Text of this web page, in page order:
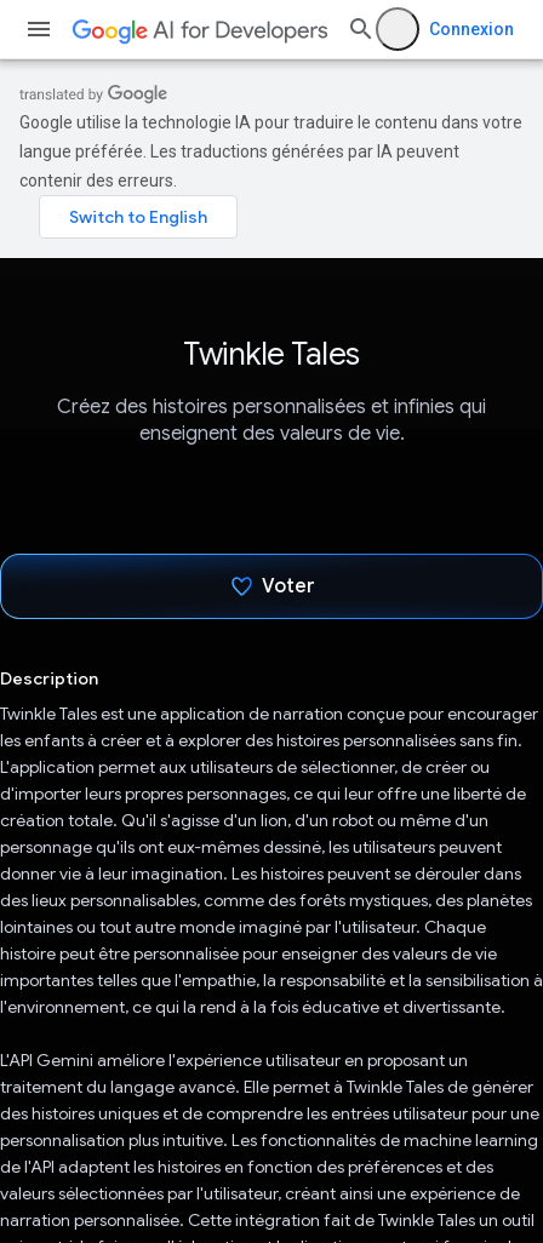
Connexion
Google utilise la technologie IA pour traduire le contenu dans votre
langue préférée. Les traductions générées par IA peuvent
contenir des erreurs.
Twinkle Tales
Créez des histoires personnalisées et infinies qui
enseignent des valeurs de vie.
Voter
Description
Twinkle Tales est une application de narration conçue pour encourager
les enfants à créer et à explorer des histoires personnalisées sans fin.
L'application permet aux utilisateurs de sélectionner, de créer ou
d'importer leurs propres personnages, ce qui leur offre une liberté de
création totale. Qu'il s'agisse d'un lion, d'un robot ou même d'un
personnage qu'ils ont eux-mêmes dessiné, les utilisateurs peuvent
donner vie à leur imagination. Les histoires peuvent se dérouler dans
des lieux personnalisables, comme des forêts mystiques, des planètes
lointaines ou tout autre monde imaginé par l'utilisateur. Chaque
histoire peut être personnalisée pour enseigner des valeurs de vie
importantes telles que l'empathie, la responsabilité et la sensibilisation à
l'environnement, ce qui la rend à la fois éducative et divertissante.
L'API Gemini améliore l'expérience utilisateur en proposant un
traitement du langage avancé. Elle permet à Twinkle Tales de générer
des histoires uniques et de comprendre les entrées utilisateur pour une
personnalisation plus intuitive. Les fonctionnalités de machine learning
de l'API adaptent les histoires en fonction des préférences et des
valeurs sélectionnées par l'utilisateur, créant ainsi une expérience de
narration personnalisée. Cette intégration fait de Twinkle Tales un outil